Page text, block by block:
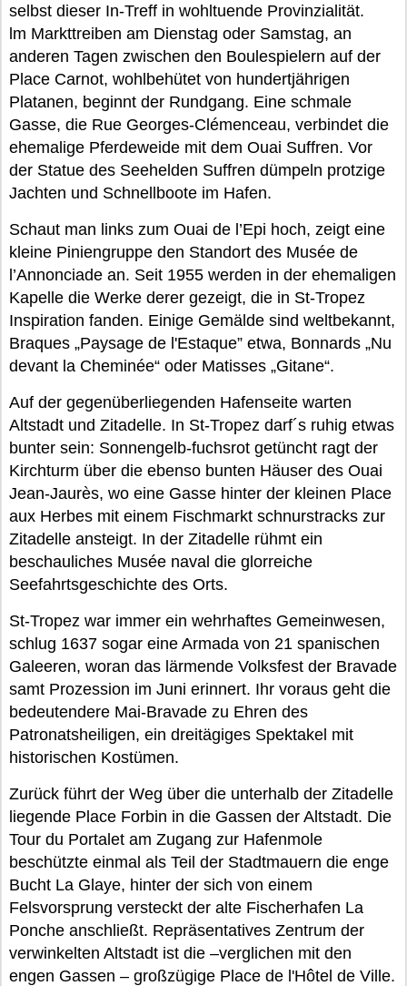
selbst dieser In-Treff in wohltuende Provinzialität.
lm Markttreiben am Dienstag oder Samstag, an
anderen Tagen zwischen den Boulespielern auf der
Place Carnot, wohlbehütet von hundertjährigen
Platanen, beginnt der Rundgang. Eine schmale
Gasse, die Rue Georges-Clémenceau, verbindet die
ehemalige Pferdeweide mit dem Ouai Suffren. Vor
der Statue des Seehelden Suffren dümpeln protzige
Jachten und Schnellboote im Hafen.
Schaut man links zum Ouai de l’Epi hoch, zeigt eine
kleine Piniengruppe den Standort des Musée de
l’Annonciade an. Seit 1955 werden in der ehemaligen
Kapelle die Werke derer gezeigt, die in St-Tropez
Inspiration fanden. Einige Gemälde sind weltbekannt,
Braques „Paysage de l'Estaque” etwa, Bonnards „Nu
devant la Cheminée“ oder Matisses „Gitane“.
Auf der gegenüberliegenden Hafenseite warten
Altstadt und Zitadelle. In St-Tropez darf´s ruhig etwas
bunter sein: Sonnengelb-fuchsrot getüncht ragt der
Kirchturm über die ebenso bunten Häuser des Ouai
Jean-Jaurès, wo eine Gasse hinter der kleinen Place
aux Herbes mit einem Fischmarkt schnurstracks zur
Zitadelle ansteigt. In der Zitadelle rühmt ein
beschauliches Musée naval die glorreiche
Seefahrtsgeschichte des Orts.
St-Tropez war immer ein wehrhaftes Gemeinwesen,
schlug 1637 sogar eine Armada von 21 spanischen
Galeeren, woran das lärmende Volksfest der Bravade
samt Prozession im Juni erinnert. Ihr voraus geht die
bedeutendere Mai-Bravade zu Ehren des
Patronatsheiligen, ein dreitägiges Spektakel mit
historischen Kostümen.
Zurück führt der Weg über die unterhalb der Zitadelle
liegende Place Forbin in die Gassen der Altstadt. Die
Tour du Portalet am Zugang zur Hafenmole
beschützte einmal als Teil der Stadtmauern die enge
Bucht La Glaye, hinter der sich von einem
Felsvorsprung versteckt der alte Fischerhafen La
Ponche anschließt. Repräsentatives Zentrum der
verwinkelten Altstadt ist die –verglichen mit den
engen Gassen – großzügige Place de l'Hôtel de Ville.